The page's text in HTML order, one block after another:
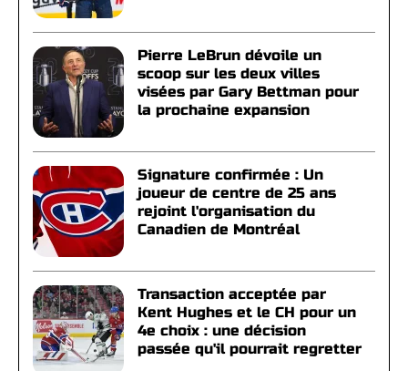
Pierre LeBrun dévoile un
scoop sur les deux villes
visées par Gary Bettman pour
la prochaine expansion
Signature confirmée : Un
joueur de centre de 25 ans
rejoint l'organisation du
Canadien de Montréal
Transaction acceptée par
Kent Hughes et le CH pour un
4e choix : une décision
passée qu'il pourrait regretter